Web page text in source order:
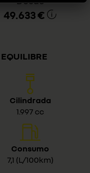
49.633 €
Cilindrada
1.997 cc
Consumo
7,1 (L/100km)